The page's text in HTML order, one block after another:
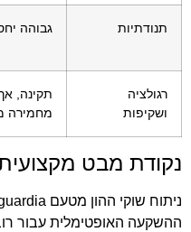
תנודתיות גבוהה
רגולציה
ושקיפות
תקינה,
מחמירה
נקודת מבט
ההשקעה האופטימלית עבור